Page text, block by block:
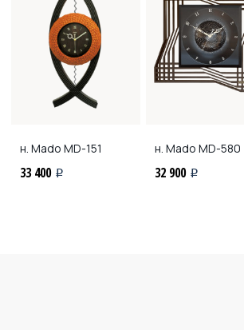
н. Mado MD-151
33 400 i
н. Mado MD-580
32 900 i